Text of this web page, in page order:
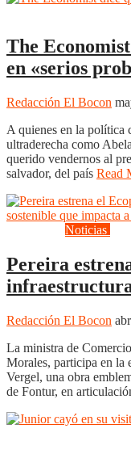
The
en «serios
Redacción El Bocon
A quienes en la política
ultraderecha como
querido vendernos al
salvador, del país Read
Noticias
Pereira
Redacción El Bocon
La ministra de
Morales, participa en la
Vergel, una obra
de Fontur, en